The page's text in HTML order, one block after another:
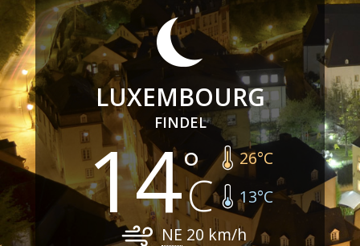
LUXEMBOURG
FINDEL
14 26°C
13°C
NE 20 km/h